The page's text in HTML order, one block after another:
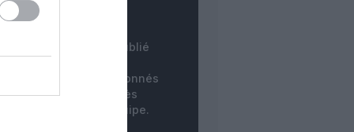
INSTANTANÉ
commentaire est publié
des non-abonnés
sont publiés qu'après
par notre équipe.